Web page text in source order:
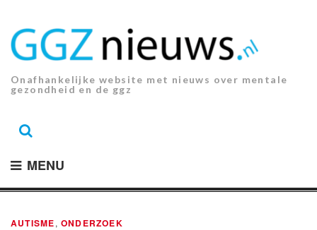
inhoud.
Onafhankelijke website met nieuws over mentale
gezondheid en de ggz
MENU
AUTISME, ONDERZOEK